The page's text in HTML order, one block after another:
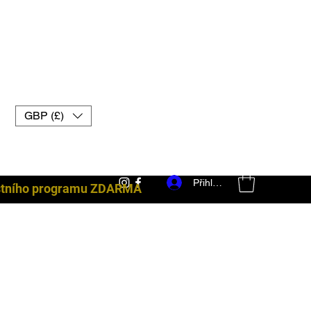
GBP (£)
Přihlásit se
programu ZDARMA bojové vybavení uk muay thai rukavice